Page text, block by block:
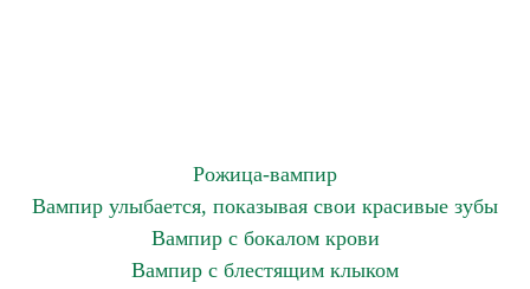
Рожица-вампир
Вампир улыбается, показывая свои красивые зубы
Вампир с бокалом крови
Вампир с блестящим клыком